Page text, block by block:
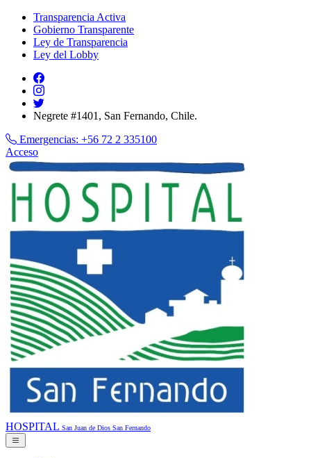
Transparencia Activa
Gobierno Transparente
Ley de Transparencia
Ley del Lobby
Negrete #1401, San Fernando, Chile.
Emergencias: +56 72 2 335100
Acceso
HOSPITAL San Juan de Dios San Fernando